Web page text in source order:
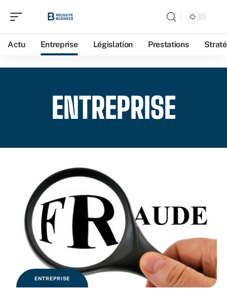
Actu Entreprise Législation Prestations
ENTREPRISE
ENTREPRISE